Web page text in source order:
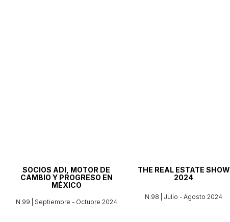
SOCIOS ADI, MOTOR DE
CAMBIO Y PROGRESO EN
MÉXICO
N.99 | Septiembre - Octubre 2024
THE REAL ESTATE SHOW
2024
N.98 | Julio - Agosto 2024